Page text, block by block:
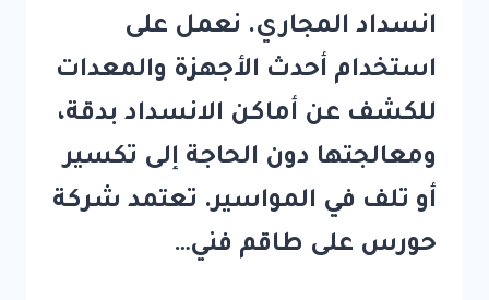
انسداد المجاري. نعمل على
استخدام أحدث الأجهزة والمعدات
للكشف عن أماكن الانسداد بدقة،
ومعالجتها دون الحاجة إلى تكسير
أو تلف في المواسير. تعتمد شركة
حورس على طاقم فني…